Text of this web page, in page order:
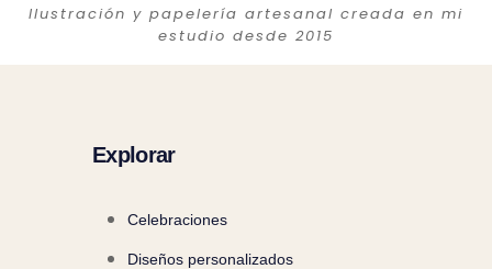
Ilustración y papelería artesanal creada en mi
estudio desde 2015
Explorar
Celebraciones
Diseños personalizados